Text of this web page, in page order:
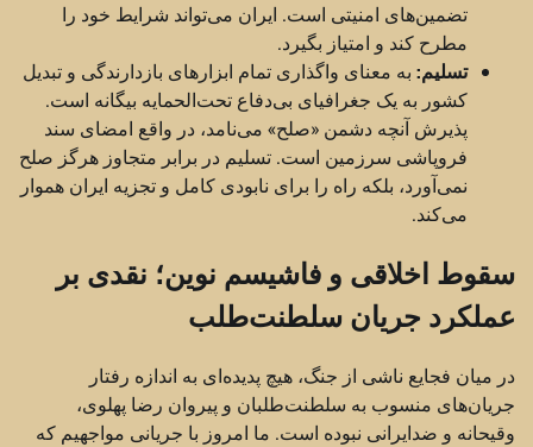
تضمین‌های امنیتی است. ایران می‌تواند شرایط خود را
مطرح کند و امتیاز بگیرد.
تسلیم: به معنای واگذاری تمام ابزارهای بازدارندگی و تبدیل
کشور به یک جغرافیای بی‌دفاع تحت‌الحمایه بیگانه است.
پذیرش آنچه دشمن «صلح» می‌نامد، در واقع امضای سند
فروپاشی سرزمین است. تسلیم در برابر متجاوز هرگز صلح
نمی‌آورد، بلکه راه را برای نابودی کامل و تجزیه ایران هموار
می‌کند.
سقوط اخلاقی و فاشیسم نوین؛ نقدی بر
عملکرد جریان سلطنت‌طلب
در میان فجایع ناشی از جنگ، هیچ پدیده‌ای به اندازه رفتار
جریان‌های منسوب به سلطنت‌طلبان و پیروان رضا پهلوی،
وقیحانه و ضدایرانی نبوده است. ما امروز با جریانی مواجهیم که